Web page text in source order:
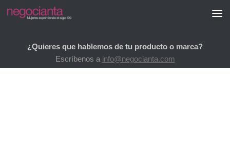
Saltar al contenido
¿Quieres que hablemos de tu producto o marca?
Escríbenos a info@negocianta.com